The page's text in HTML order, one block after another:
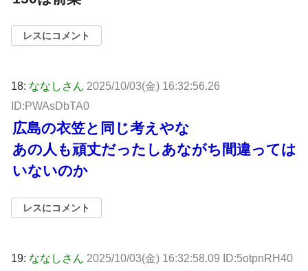
レスにコメント
18: ななしさん 2025/10/03(金) 16:32:56.26
ID:PWAsDbTA0
広島の衣笠と同じ考えやな
あの人も頑丈だったしあながち間違っては
いないのか
レスにコメント
19: ななしさん 2025/10/03(金) 16:32:58.09 ID:5otpnRH40